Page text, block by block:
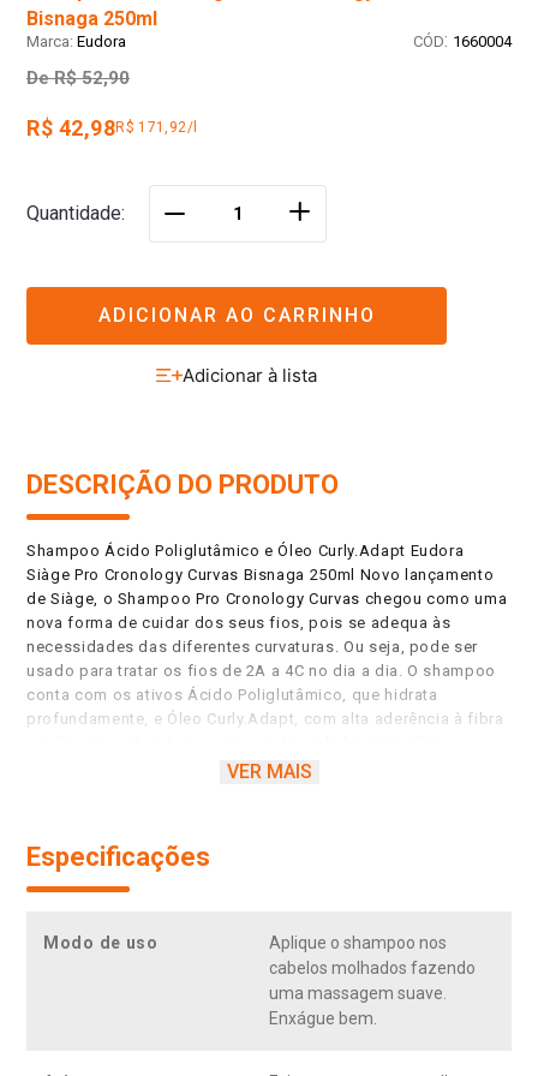
Bisnaga 250ml
Eudora : 1660004
De R$ 52,90
R$ 42,98R$ 171,92/l
Quantidade ＋
ADICIONAR AO CARRINHO
DESCRIÇÃO DO PRODUTO
Shampoo Ácido Poliglutâmico e Óleo Curly.Adapt Eudora
Siàge Pro Cronology Curvas Bisnaga 250ml Novo lançamento
de Siàge, o Shampoo Pro Cronology Curvas chegou como uma
nova forma de cuidar dos seus fios, pois se adequa às
necessidades das diferentes curvaturas. Ou seja, pode ser
usado para tratar os fios de 2A a 4C no dia a dia. O shampoo
conta com os ativos Ácido Poliglutâmico, que hidrata
profundamente, e Óleo Curly.Adapt, com alta aderência à fibra
Cronology Curvas: cronograma capilar acelerado que regenera
danos do cabelo e libera ativos gradualmente, tratando os
fios até a camada mais profunda mesmo após o enxágue.
item possui selo Cruelty Free. Siàge pro cronology curvas¹ uniu
os maiores desejos das crespas e cacheadas em uma linha de
de diferentes curvaturas e recupera em 2 semanas até os
danos mais severos (desidratado, ressecado e extremamente
VER MAIS
Especificações
Modo de uso
Aplique o shampoo nos
cabelos molhados fazendo
uma massagem suave.
Enxágue bem.